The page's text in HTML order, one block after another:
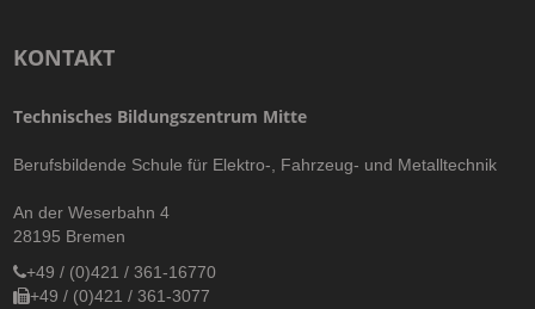
KONTAKT
Technisches Bildungszentrum Mitte
Berufsbildende Schule für Elektro-, Fahrzeug- und Metalltechnik
An der Weserbahn 4
28195 Bremen
+49 / (0)421 / 361-16770
+49 / (0)421 / 361-3077